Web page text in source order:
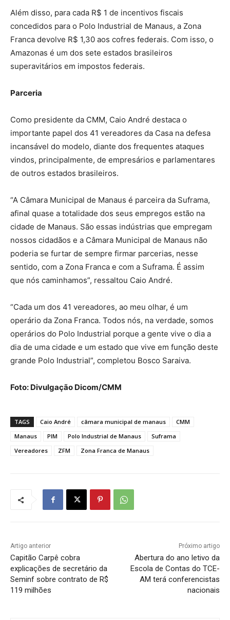
Além disso, para cada R$ 1 de incentivos fiscais
concedidos para o Polo Industrial de Manaus, a Zona
Franca devolve R$ 1,30 aos cofres federais. Com isso, o
Amazonas é um dos sete estados brasileiros
superavitários em impostos federais.
Parceria
Como presidente da CMM, Caio André destaca o
importante papel dos 41 vereadores da Casa na defesa
incansável do modelo, diante dos frequentes ataques
vindos, principalmente, de empresários e parlamentares
de outros estados brasileiros.
“A Câmara Municipal de Manaus é parceira da Suframa,
afinal quase a totalidade dos seus empregos estão na
cidade de Manaus. São essas indústrias que empregam
nossos cidadãos e a Câmara Municipal de Manaus não
poderia se furtar de sempre firmar parcerias, nesse
sentido, com a Zona Franca e com a Suframa. É assim
que nós caminhamos”, ressaltou Caio André.
“Cada um dos 41 vereadores, ao meu olhar, é um
operário da Zona Franca. Todos nós, na verdade, somos
operários do Polo Industrial porque a gente vive o dia a
dia de uma cidade e um estado que vive em função deste
grande Polo Industrial”, completou Bosco Saraiva.
Foto: Divulgação Dicom/CMM
TAGS Caio André câmara municipal de manaus
CMM
Manaus
PIM Polo Industrial de Manaus
Suframa
Vereadores
ZFM Zona Franca de Manaus
Artigo anterior
Capitão Carpê cobra
explicações de secretário da
Seminf sobre contrato de R$
119 milhões
Próximo artigo
Abertura do ano letivo da
Escola de Contas do TCE-
AM terá conferencistas
nacionais